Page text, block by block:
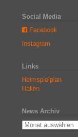
Social Media
Facebook
Instagram
Links
Heimspielplan
Hallen
News Archiv